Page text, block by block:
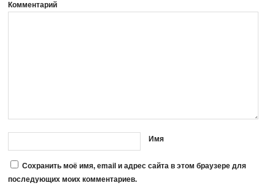
Комментарий
Имя
Сохранить моё имя, email и адрес сайта в этом браузере для
последующих моих комментариев.